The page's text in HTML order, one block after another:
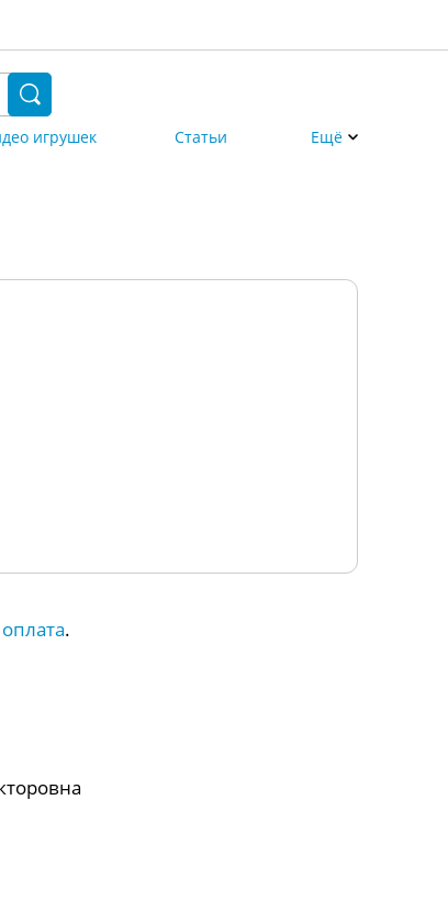
игрушек Статьи Ещё
.